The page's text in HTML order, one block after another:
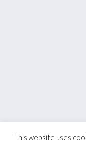
This website uses